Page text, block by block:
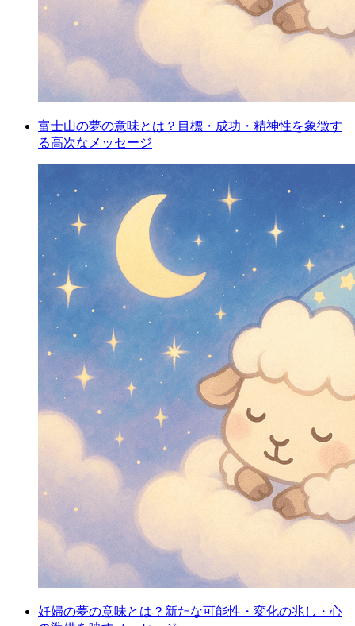
富士山の夢の意味とは？目標・成功・精神性を象徴す
る高次なメッセージ
妊婦の夢の意味とは？新たな可能性・変化の兆し・心